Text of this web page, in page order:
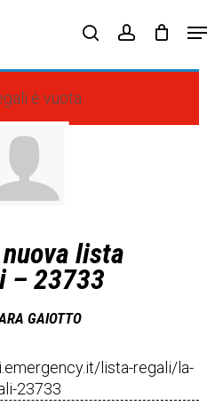
searchaccount
è vuota.
lista
– 23733
GAIOTTO
lista-regali/la-
23733